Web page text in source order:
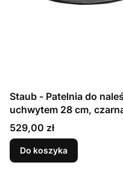
Staub - Patelnia do
uchwytem 28 cm,
Cena
529,00 zł
Do koszyka